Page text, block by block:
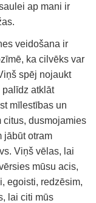
ap mani ir
veidošana ir
ka cilvēks var
spēj nojaukt
palīdz atklāt
mīlestības un
citus, dusmojamies
jābūt otram
Viņš vēlas, lai
mūsu acis,
egoisti, redzēsim,
lai citi mūs